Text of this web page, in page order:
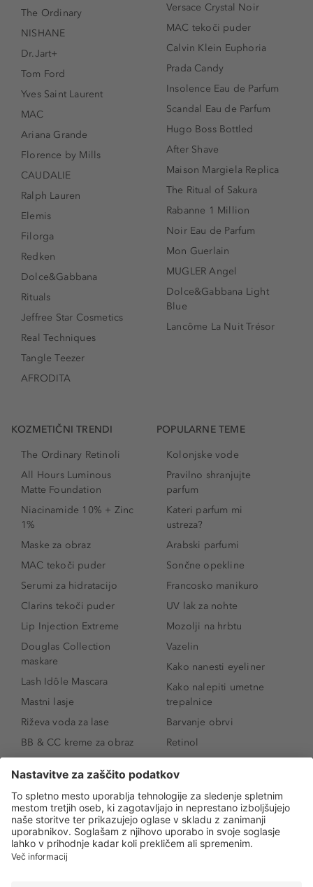
The Ordinary
NISHANE
Dr.Jart+
Tom Ford
Yves Saint Laurent
MAC
Ariana Grande
Florence by Mills
CAUDALIE
Ralph Lauren
Elemis
Filorga
Redken
Dolce&Gabbana
Rituals
Jeffree Star Cosmetics
Real Techniques
Tangle Teezer
AFRODITA
Versace Crystal Noir
MAC tekoči puder
Calvin Klein Euphoria
Prada Candy
Insolence Eau de Parfum
Scandal Eau de Parfum
Hugo Boss Bottled
After Shave
Maison Margiela Replica
The Ritual of Sakura
Rabanne 1 Million
Noir Eau de Parfum
Mon Guerlain
MUGLER Angel
Dolce&Gabbana Light
Blue
Lancôme La Nuit Trésor
KOZMETIČNI TRENDI
The Ordinary Retinoli
All Hours Luminous
Matte Foundation
Niacinamide 10% + Zinc
1%
Maske za obraz
MAC tekoči puder
Serumi za hidratacijo
Clarins tekoči puder
Lip Injection Extreme
Douglas Collection
maskare
Lash Idôle Mascara
Mastni lasje
Riževa voda za lase
BB & CC kreme za obraz
SPF 30
Senčila za oči
Tekoči puder
Ličenje povešenih vek
Kako povečati oči
POPULARNE TEME
Kolonjske vode
Pravilno shranjujte
parfum
Kateri parfum mi
ustreza?
Arabski parfumi
Sončne opekline
Francosko manikuro
UV lak za nohte
Mozolji na hrbtu
Vazelin
Kako nanesti eyeliner
Kako nalepiti umetne
trepalnice
Barvanje obrvi
Retinol
Niacinamid
Rozacea
Salicilna kislina